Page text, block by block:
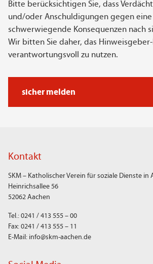
Bitte berücksichtigen Sie, dass
und/oder Anschuldigungen gegen
schwerwiegende Konsequenzen nach
Wir bitten Sie daher, das
verantwortungsvoll zu nutzen.
sicher melden
Kontakt
SKM – Katholischer Verein für soziale Dienste in
Heinrichsallee 56
52062 Aachen
Tel.: 0241 / 413 555 – 00
Fax: 0241 / 413 555 – 11
E-Mail: info@skm-aachen.de